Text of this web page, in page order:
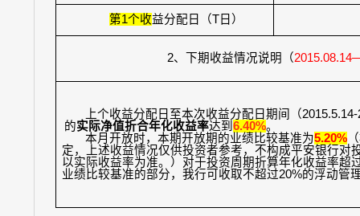
第1个收益分配日（T日）
2、下期收益情况说明（
上个收益分配日至本次收益分配日期间（
的实际净值折合年化收益率达到6.40%。
本月开放时，本期开放期的业绩比较基准为5.20%
定，上述收益情况仅供投资者参考，不构成平安银行对
以实际收益率为准。）对于投资周期折算年化收益率超
业绩比较基准的部分，我行可收取不超过20%的浮动管